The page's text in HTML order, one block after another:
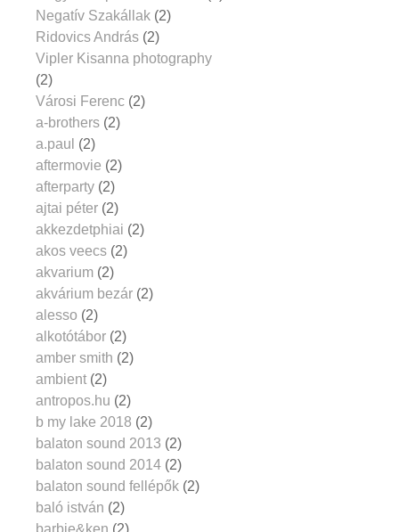
Negatív Szakállak (2)
Ridovics András (2)
Vipler Kisanna photography
(2)
Városi Ferenc (2)
a-brothers (2)
a.paul (2)
aftermovie (2)
afterparty (2)
ajtai péter (2)
akkezdetphiai (2)
akos veecs (2)
akvarium (2)
akvárium bezár (2)
alesso (2)
alkotótábor (2)
amber smith (2)
ambient (2)
antropos.hu (2)
b my lake 2018 (2)
balaton sound 2013 (2)
balaton sound 2014 (2)
balaton sound fellépők (2)
baló istván (2)
barbie&ken (2)